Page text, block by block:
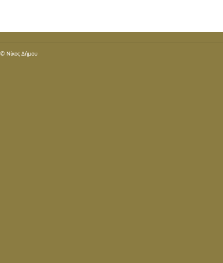
© Nίκος Δήμου